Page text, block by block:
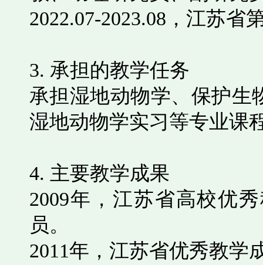
2022.07-2023.08 ，江苏省
3. 承担的教学任务
承担湿地动物学、保护生
湿地动物学实习等专业课
4. 主要教学成果
2009年，江苏省高校优
员。
2011年，江苏省优秀教学